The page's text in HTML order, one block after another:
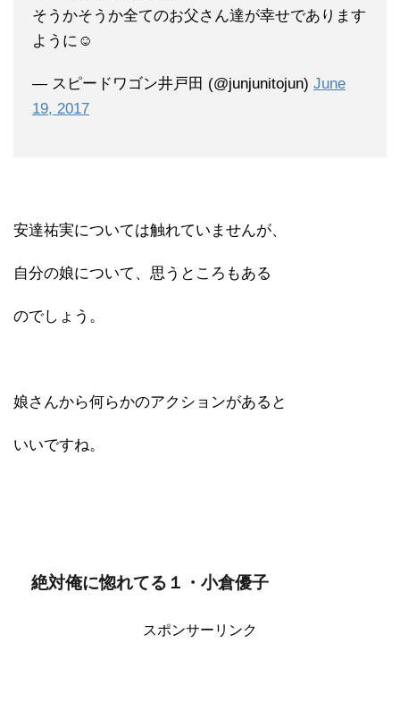
そうかそうか全てのお父さん達が幸せであります
ように☺︎
— スピードワゴン井戸田 (@junjunitojun) June
19, 2017
安達祐実については触れていませんが、
自分の娘について、思うところもある
のでしょう。
娘さんから何らかのアクションがあると
いいですね。
絶対俺に惚れてる１・小倉優子
スポンサーリンク